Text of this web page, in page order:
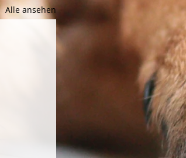
Alle ansehen